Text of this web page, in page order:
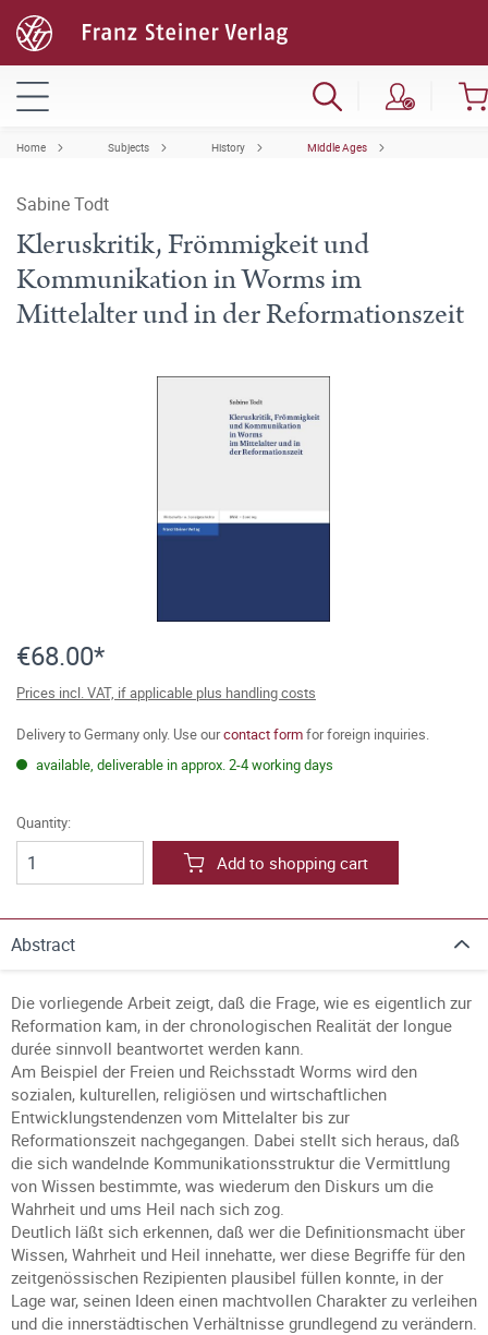
Home Subjects History Middle Ages
Sabine Todt
Kleruskritik, Frömmigkeit und
Kommunikation in Worms im
Mittelalter und in der Reformationszeit
€68.00*
Prices incl. VAT, if applicable plus handling costs
Delivery to Germany only. Use ourcontact formfor foreign inquiries.
available, deliverable in approx. 2-4 working days
Quantity:
Add to shopping cart
Abstract
Die vorliegende Arbeit zeigt, daß die Frage, wie es eigentlich zur
Reformation kam, in der chronologischen Realität der longue
durée sinnvoll beantwortet werden kann.
Am Beispiel der Freien und Reichsstadt Worms wird den
sozialen, kulturellen, religiösen und wirtschaftlichen
Entwicklungstendenzen vom Mittelalter bis zur
Reformationszeit nachgegangen. Dabei stellt sich heraus, daß
die sich wandelnde Kommunikationsstruktur die Vermittlung
von Wissen bestimmte, was wiederum den Diskurs um die
Wahrheit und ums Heil nach sich zog.
Deutlich läßt sich erkennen, daß wer die Definitionsmacht über
Wissen, Wahrheit und Heil innehatte, wer diese Begriffe für den
zeitgenössischen Rezipienten plausibel füllen konnte, in der
Lage war, seinen Ideen einen machtvollen Charakter zu verleihen
und die innerstädtischen Verhältnisse grundlegend zu verändern.